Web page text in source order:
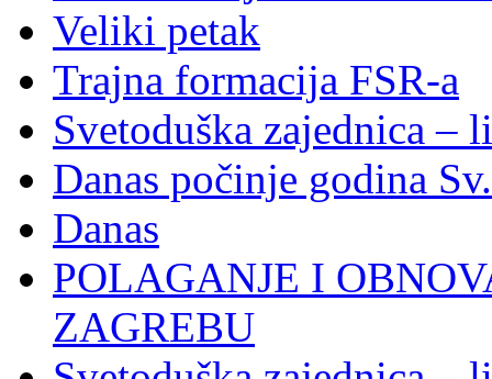
Veliki petak
Trajna formacija FSR-a
Svetoduška zajednica –
Danas počinje godina
Danas
POLAGANJE I
ZAGREBU